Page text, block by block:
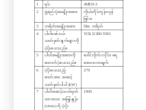
1 မုဒ်
4MZD-3
2
ဖွဲ့စည်းပုံအမျိုးအစား
ကိုယ်တိုင်တွန်းလှန်
ခြင်း။
3 ဘရိတ်အမျိုးအစား
Disc ဘရိတ်
4
ပါဝါမော်ဒယ်
သတ်မှတ်ချက်များကို
ပံ့ပိုးပေးသည်။
YCK11380-T401
5
ပါဝါအမျိုးအစားကို
ထောက်ပံ့ပေးသည်။
ဒေါင်လိုက်၊ လိုင်း၊ ရေ
အေး၊ လေးချက်
6
ပံ့ပိုးပေးသည့်
ဓာတ်အား အဆင့်
သတ်မှတ်ပါဝါ (kW)
279
7
ပါဝါအဆင့်သတ်မှတ်
ထားသော အမြန်နှုန်း
(r/min) ကို ပံ့ပိုး
1900